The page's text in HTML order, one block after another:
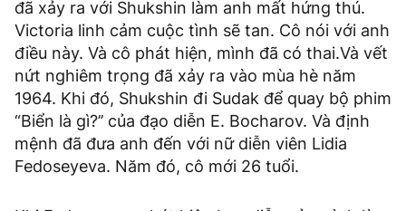
đã xảy ra với Shukshin làm anh mất hứng thú.
Victoria linh cảm cuộc tình sẽ tan. Cô nói với anh
điều này. Và cô phát hiện, mình đã có thai.Và vết
nứt nghiêm trọng đã xảy ra vào mùa hè năm
1964. Khi đó, Shukshin đi Sudak để quay bộ phim
“Biển là gì?’’ của đạo diễn E. Bocharov. Và định
mệnh đã đưa anh đến với nữ diễn viên Lidia
Fedoseyeva. Năm đó, cô mới 26 tuổi.